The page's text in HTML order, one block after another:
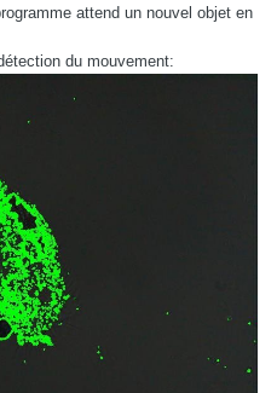
attend un nouvel objet en
du mouvement: